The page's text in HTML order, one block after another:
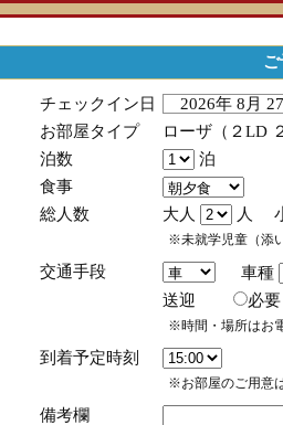
チェックイン日
2026年 8月
お部屋タイプ
ローザ（２LD
泊数
泊
食事
総人数
大人 人
※未就学児童（添
交通手段
車種
送迎
※時間・場所はお
到着予定時刻
※お部屋のご用意
備考欄